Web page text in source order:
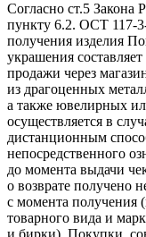
Согласно ст.5 Закона
пункту 6.2. ОСТ 117-
получения изделия
украшения
продажи через
из драгоценных
а также ювелирных
осуществляется в
дистанционным
непосредственного
до момента выдачи
о возврате получено
с момента получения
товарного вида и
и бирки). Покупки,